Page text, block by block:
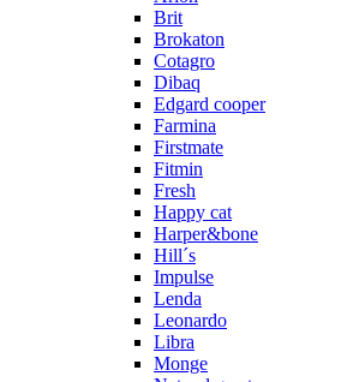
Brit
Brokaton
Cotagro
Dibaq
Edgard cooper
Farmina
Firstmate
Fitmin
Fresh
Happy cat
Harper&bone
Hill´s
Impulse
Lenda
Leonardo
Libra
Monge